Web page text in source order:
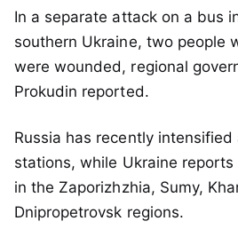
In a separate attack on a bus
southern Ukraine, two people
were wounded, regional
Prokudin reported.
Russia has recently
stations, while Ukraine
in the Zaporizhzhia, Sumy,
Dnipropetrovsk regions.